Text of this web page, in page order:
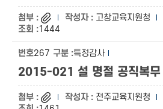
고창교육지원청
1444
267 특정감사
2015-021 설 명절 공직복무
전주교육지원청